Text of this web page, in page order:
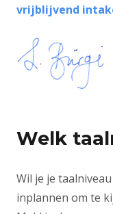
vrijblijvend
Welk
Wil je je
inplannen om te